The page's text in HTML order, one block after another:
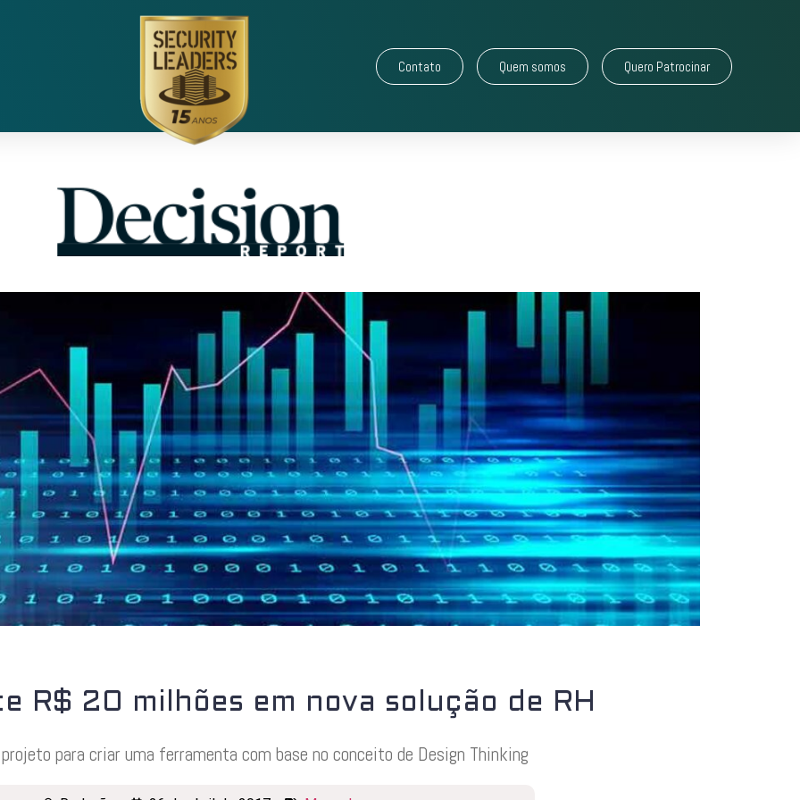
Contato Quem somos Quero Patrocinar
R$ 20 milhões em nova solução de RH
para criar uma ferramenta com base no conceito de Design Thinking